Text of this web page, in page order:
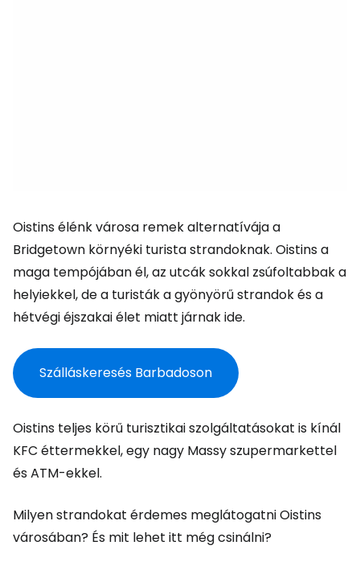
Oistins élénk városa remek alternatívája a
Bridgetown környéki turista strandoknak. Oistins a
maga tempójában él, az utcák sokkal zsúfoltabbak a
helyiekkel, de a turisták a gyönyörű strandok és a
hétvégi éjszakai élet miatt járnak ide.
Szálláskeresés Barbadoson
Oistins teljes körű turisztikai szolgáltatásokat is kínál
KFC éttermekkel, egy nagy Massy szupermarkettel
és ATM-ekkel.
Milyen strandokat érdemes meglátogatni Oistins
városában? És mit lehet itt még csinálni?